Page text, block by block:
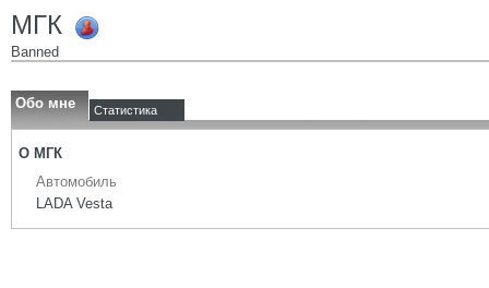
МГК
Banned
Обо мне Статистика
О МГК
Автомобиль
LADA Vesta